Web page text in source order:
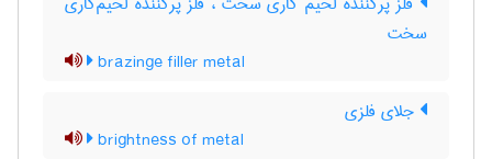
سخت
brazinge filler metal
جلای فلزی
brightness of metal